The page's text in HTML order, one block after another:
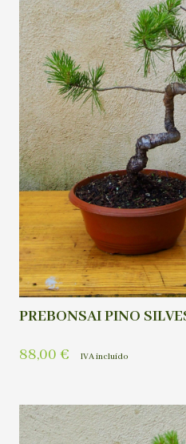
PREBONSAI PINO
88,00 € IVA incluído